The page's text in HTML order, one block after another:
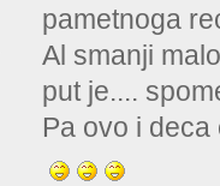
pametnoga
Al smanji
put je....
Pa ovo i